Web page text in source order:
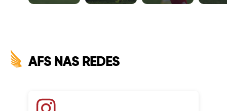
AFS NAS REDES